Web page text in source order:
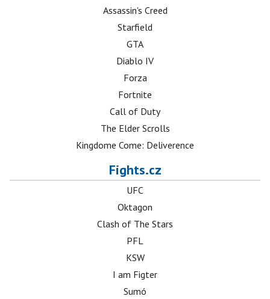
Assassin's Creed
Starfield
GTA
Diablo IV
Forza
Fortnite
Call of Duty
The Elder Scrolls
Kingdome Come: Deliverence
Fights.cz
UFC
Oktagon
Clash of The Stars
PFL
KSW
I am Figter
Sumó